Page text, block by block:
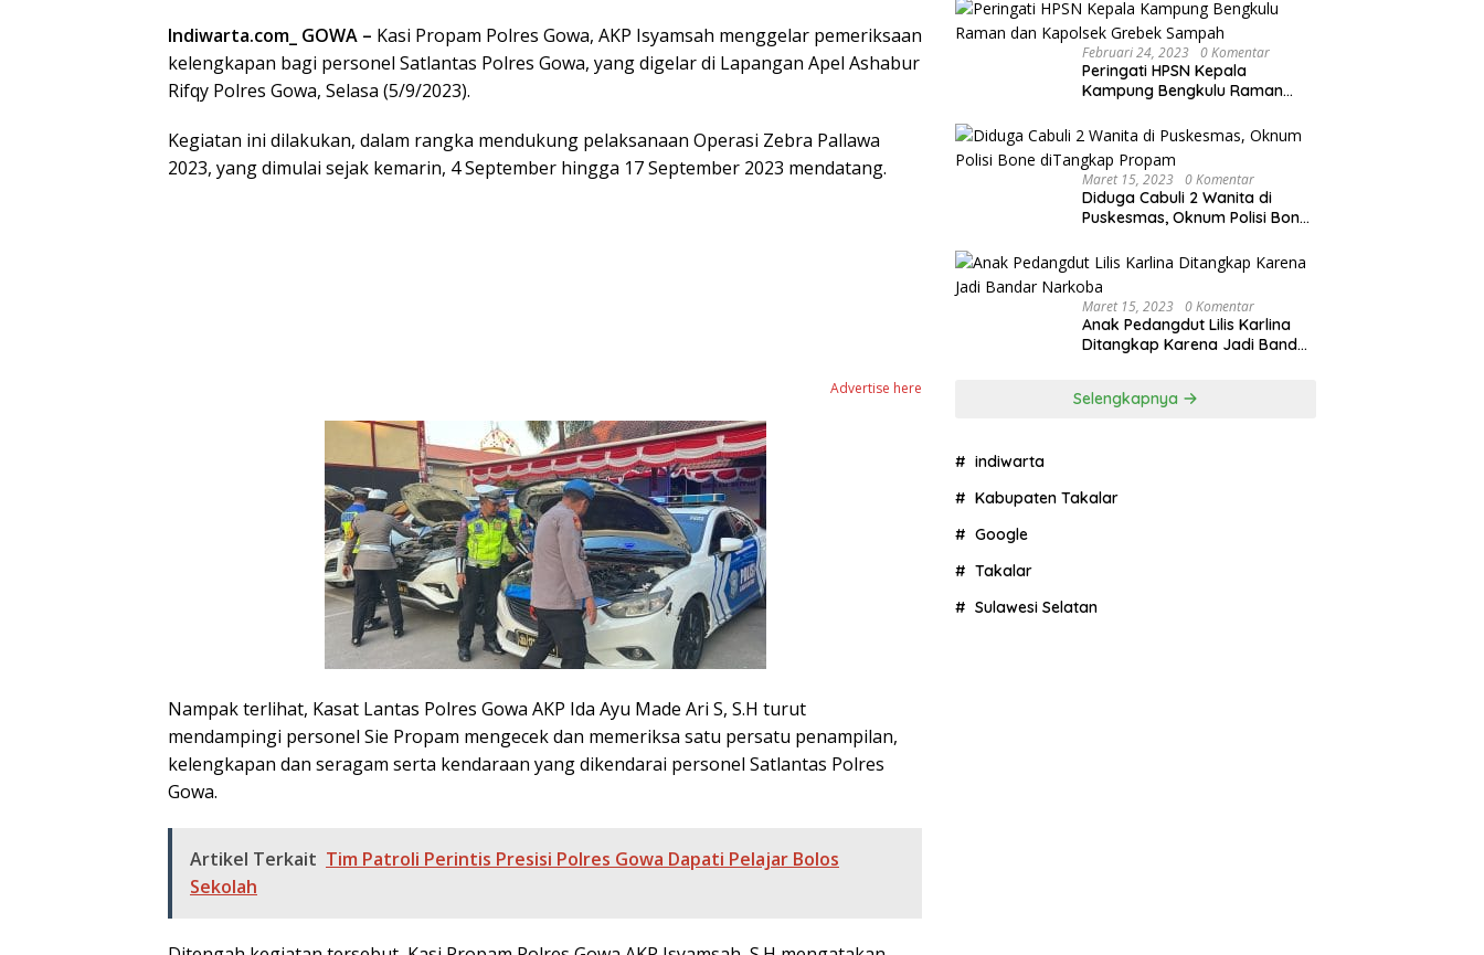
Indiwarta.com_ GOWA – Kasi Propam Polres Gowa, AKP Isyamsah menggelar pemeriksaan
kelengkapan bagi personel Satlantas Polres Gowa, yang digelar di Lapangan Apel Ashabur
Rifqy Polres Gowa, Selasa (5/9/2023).
Kegiatan ini dilakukan, dalam rangka mendukung pelaksanaan Operasi Zebra Pallawa
2023, yang dimulai sejak kemarin, 4 September hingga 17 September 2023 mendatang.
Advertise here
Nampak terlihat, Kasat Lantas Polres Gowa AKP Ida Ayu Made Ari S, S.H turut
mendampingi personel Sie Propam mengecek dan memeriksa satu persatu penampilan,
kelengkapan dan seragam serta kendaraan yang dikendarai personel Satlantas Polres
Gowa.
Artikel Terkait Tim Patroli Perintis Presisi Polres Gowa Dapati Pelajar Bolos
Sekolah
Februari 24, 2023 0 Komentar
Peringati HPSN Kepala
Kampung Bengkulu Raman
Maret 15, 2023 0 Komentar
Diduga Cabuli 2 Wanita di
Puskesmas, Oknum Polisi Bone
Maret 15, 2023 0 Komentar
Anak Pedangdut Lilis Karlina
Ditangkap Karena Jadi Bandar
Selengkapnya
indiwarta
Kabupaten Takalar
Google
Takalar
Sulawesi Selatan